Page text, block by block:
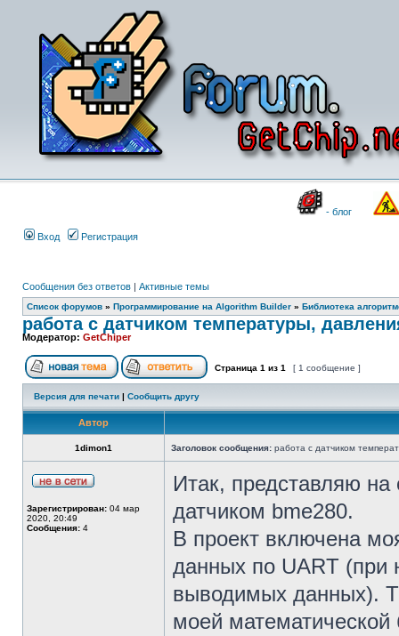
- блог
Вход Регистрация
Сообщения без ответов | Активные темы
Список форумов » Программирование на Algorithm Builder » Библиотека
работа с датчиком температуры,
Модератор: GetChiper
Страница 1 из 1 [ 1 сообщение ]
Версия для печати | Сообщить другу
Автор
1dimon1 Заголовок сообщения: работа с датчиком
Зарегистрирован: 04 мар
2020, 20:49
Сообщения: 4
Итак, представляю
датчиком bme280.
В проект включена
данных по UART (при
выводимых данных).
моей математической